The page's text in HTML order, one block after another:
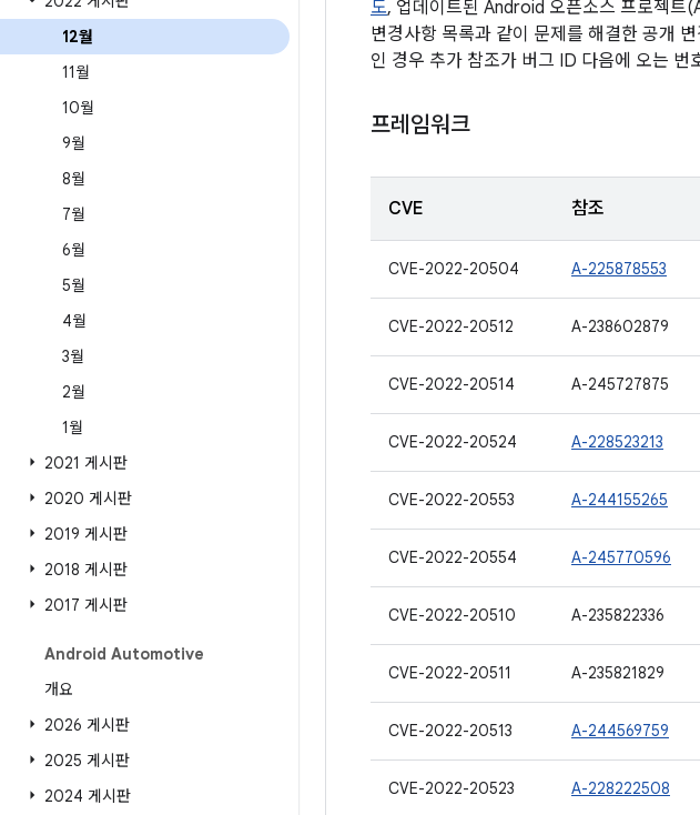
12월
11월
10월
9월
8월
7월
6월
5월
4월
3월
2월
1월
2021 게시판
2020 게시판
2019 게시판
2018 게시판
2017 게시판
Android Automotive
개요
2026 게시판
2025 게시판
2024 게시판
도, 업데이트된 Android 오픈소스 프로젝트
변경사항 목록과 같이 문제를 해결한 공개
인 경우 추가 참조가 버그 ID 다음에 오는 번
프레임워크
CVE 참조
CVE-2022-20504 A-225878553
CVE-2022-20512 A-238602879
CVE-2022-20514 A-245727875
CVE-2022-20524 A-228523213
CVE-2022-20553 A-244155265
CVE-2022-20554 A-245770596
CVE-2022-20510 A-235822336
CVE-2022-20511 A-235821829
CVE-2022-20513 A-244569759
CVE-2022-20523 A-228222508